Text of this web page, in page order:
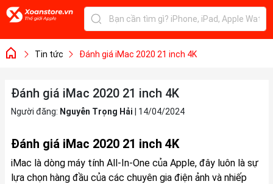
Tin tức Đánh giá iMac 2020 21 inch 4K
Đánh giá iMac 2020 21 inch 4K
Người đăng: Nguyễn Trọng Hải 14/04/2024
Đánh giá iMac 2020 21 inch 4K
iMac là dòng máy tính All-In-One của Apple, đây luôn là sự
lựa chọn hàng đầu của các chuyên gia điện ảnh và nhiếp